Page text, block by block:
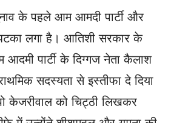
के पहले आम आमदी पार्टी और
लगा है। आतिशी सरकार के
पार्टी के दिग्गज नेता कैलाश
सदस्यता से इस्तीफा दे दिया
केजरीवाल को चिट्ठी लिखकर